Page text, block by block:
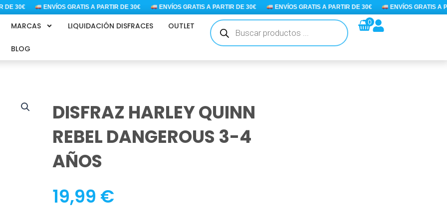
30€ ENVÍOS GRATIS A PARTIR DE 30€ ENVÍOS GRATIS A PARTIR DE 30€ ENVÍOS GRATIS A PARTIR DE 30€ ENVÍOS GRATIS A
MARCAS LIQUIDACIÓN DISFRACES OUTLET
BLOG
Búsqueda
de
productos
0
DISFRAZ HARLEY QUINN
REBEL DANGEROUS 3-4
AÑOS
19,99 €